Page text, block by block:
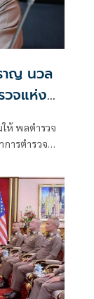
าญ นวล
วจแห่ง
ห้ พลตำรวจ
ารตำรวจ